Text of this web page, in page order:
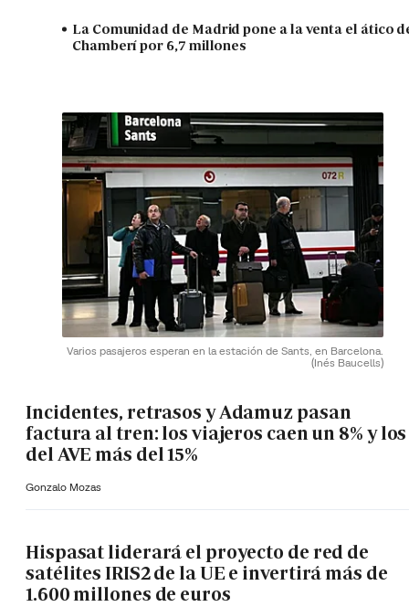
La Comunidad de Madrid pone a la venta el ático
Chamberí por 6,7 millones
Varios pasajeros esperan en la estación de Sants, en Barcelona.
(Inés Baucells)
Incidentes, retrasos y Adamuz pasan
factura al tren: los viajeros caen un 8% y los
del AVE más del 15%
Gonzalo Mozas
Hispasat liderará el proyecto de red de
satélites IRIS2 de la UE e invertirá más de
1.600 millones de euros